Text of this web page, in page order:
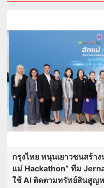
กรุงไทย หนุนเยาวชนสร้า
แม่ Hackathon” ทีม
ใช้ AI ติดตามทรัพย์สินสูญ